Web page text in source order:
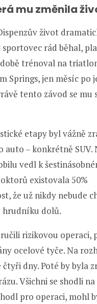
mu změnila
život
rád běhal,
trénoval na
Springs, jen měsíc po
tento závod se mu
etapy byl vážně
auto – konkrétně SUV.
vedl k
existovala 50%
že už nikdy nebude
dolů.
rizikovou operaci,
ocelové tyče. Na
čtyři dny. Poté by byla
Všichni se shodli
pro operaci, mohl